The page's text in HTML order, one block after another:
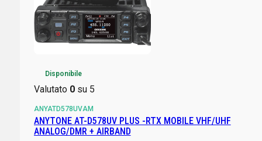
Disponibile
Valutato 0su 5
ANYATD578UVAM
ANYTONE AT-D578UV PLUS -RTX MOBILE VHF/UHF
ANALOG/DMR + AIRBAND